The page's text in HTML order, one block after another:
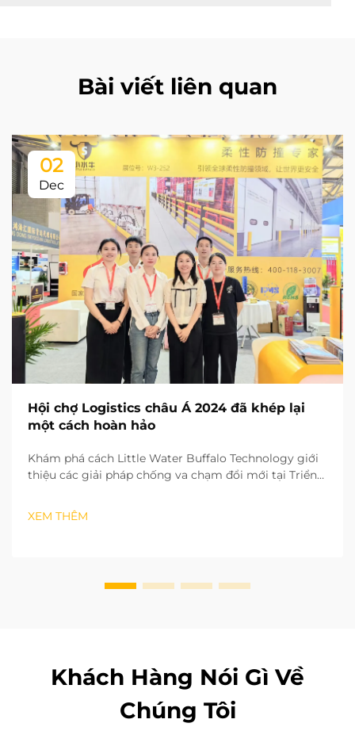
Bài viết liên quan
02
Dec
Hội chợ Logistics châu Á 2024 đã khép lại
một cách hoàn hảo
Khám phá cách Little Water Buffalo Technology giới
thiệu các giải pháp chống va chạm đổi mới tại Triển
ngành. Tìm hiểu ngay bây giờ.
XEM THÊM
Khách Hàng Nói Gì Về
Chúng Tôi